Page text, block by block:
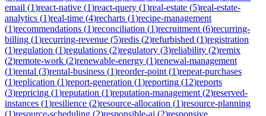
email (1)react-native (1)react-query (1)real-estate (5)real-estate-
analytics (1)real-time (4)recharts (1)recipe-management
(1)recommendations (1)reconciliation (1)recruitment (6)recurring-
billing (1)recurring-revenue (5)redis (2)refurbished (1)registration
(1)regulation (1)regulations (2)regulatory (3)reliability (2)remix
(2)remote-work (2)renewable-energy (1)renewal-management
(1)rental (3)rental-business (1)reorder-point (1)repeat-purchases
(1)replication (1)report-generation (1)reporting (12)reports
(3)repricing (1)reputation (1)reputation-management (2)reserved-
instances (1)resilience (2)resource-allocation (1)resource-planning
(1)resource-scheduling (2)responsible-ai (2)responsive